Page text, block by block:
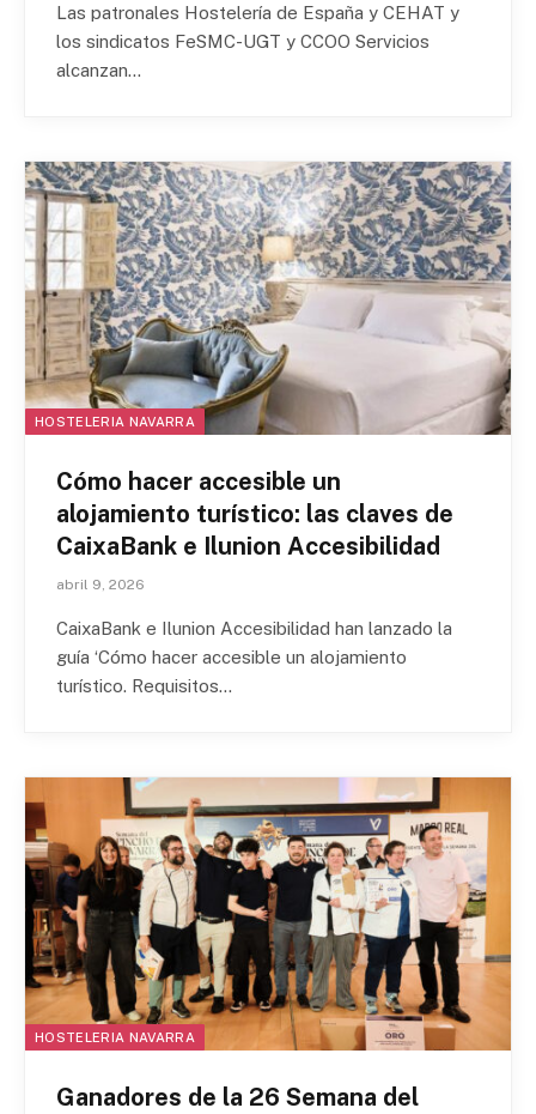
Las patronales Hostelería de España y CEHAT y
los sindicatos FeSMC-UGT y CCOO Servicios
alcanzan…
HOSTELERIA NAVARRA
Cómo hacer accesible un
alojamiento turístico: las claves de
CaixaBank e Ilunion Accesibilidad
abril 9, 2026
CaixaBank e Ilunion Accesibilidad han lanzado la
guía ‘Cómo hacer accesible un alojamiento
turístico. Requisitos…
HOSTELERIA NAVARRA
Ganadores de la 26 Semana del